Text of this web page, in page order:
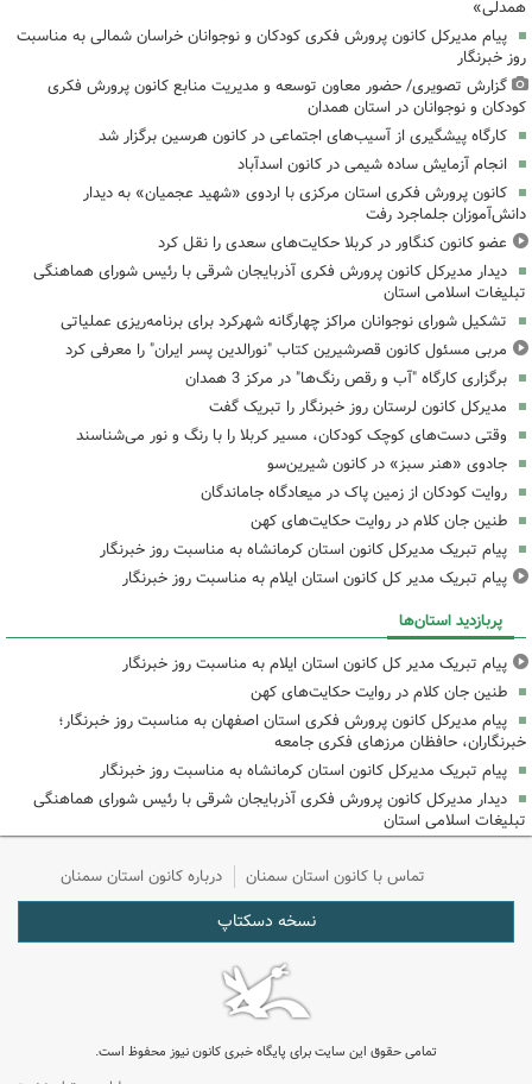
همدلی»
پیام مدیرکل کانون پرورش فکری کودکان و نوجوانان خراسان شمالی به مناسبت
روز خبرنگار
گزارش تصویری/ حضور معاون توسعه و مدیریت منابع کانون پرورش فکری
کودکان و نوجوانان در استان همدان
کارگاه پیشگیری از آسیب‌های اجتماعی در کانون هرسین برگزار شد
انجام آزمایش ساده شیمی در کانون اسدآباد
کانون پرورش فکری استان مرکزی با اردوی «شهید عجمیان» به دیدار
دانش‌آموزان جلماجرد رفت
عضو کانون کنگاور در کربلا حکایت‌های سعدی را نقل کرد
دیدار مدیرکل کانون پرورش فکری آذربایجان شرقی با رئیس شورای هماهنگی
تبلیغات اسلامی استان
تشکیل شورای نوجوانان مراکز چهارگانه شهرکرد برای برنامه‌ریزی عملیاتی
مربی مسئول کانون قصرشیرین کتاب "نورالدین پسر ایران" را معرفی کرد
برگزاری کارگاه "آب و رقص رنگ‌ها" در مرکز 3 همدان
مدیرکل کانون لرستان روز خبرنگار را تبریک گفت
وقتی دست‌های کوچک کودکان، مسیر کربلا را با رنگ و نور می‌شناسند
جادوی «هنر سبز» در کانون شیرین‌سو
روایت کودکان از زمین پاک در میعادگاه جاماندگان
طنین جان کلام در روایت حکایت‌های کهن
پیام تبریک مدیرکل کانون استان کرمانشاه به مناسبت روز خبرنگار
پیام تبریک مدیر کل کانون استان ایلام به مناسبت روز خبرنگار
پربازدید استان‌ها
پیام تبریک مدیر کل کانون استان ایلام به مناسبت روز خبرنگار
طنین جان کلام در روایت حکایت‌های کهن
پیام مدیرکل کانون پرورش فکری استان اصفهان به مناسبت روز خبرنگار؛
خبرنگاران، حافظان مرزهای فکری جامعه
پیام تبریک مدیرکل کانون استان کرمانشاه به مناسبت روز خبرنگار
دیدار مدیرکل کانون پرورش فکری آذربایجان شرقی با رئیس شورای هماهنگی
تبلیغات اسلامی استان
تماس با کانون استان سمنان درباره کانون استان سمنان
نسخه دسکتاپ
تمامی حقوق این سایت برای پایگاه خبری کانون نیوز محفوظ است.